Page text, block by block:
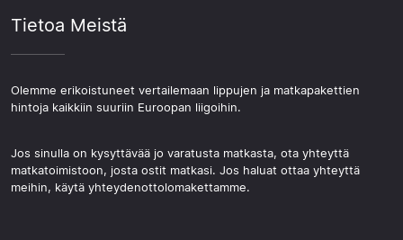
Tietoa Meistä
Olemme erikoistuneet vertailemaan lippujen ja matkapakettien
hintoja kaikkiin suuriin Euroopan liigoihin.
Jos sinulla on kysyttävää jo varatusta matkasta, ota yhteyttä
matkatoimistoon, josta ostit matkasi. Jos haluat ottaa yhteyttä
meihin, käytä yhteydenottolomakettamme.